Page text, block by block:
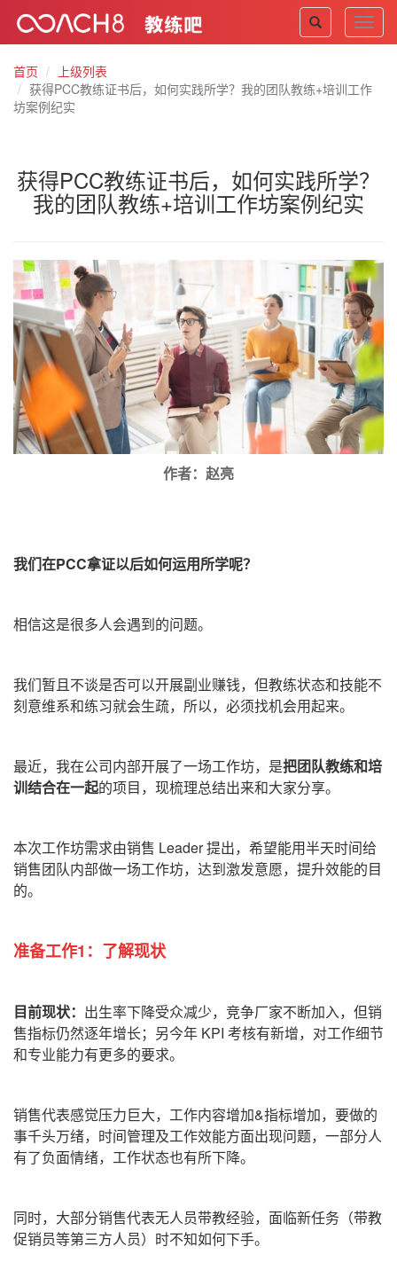
首页
上级列表
获得PCC教练证书后，如何实践所学？我的团队教练+培训工作
坊案例纪实
获得PCC教练证书后，如何实践所学？
我的团队教练+培训工作坊案例纪实
作者：赵亮
我们在PCC拿证以后如何运用所学呢？
相信这是很多人会遇到的问题。
我们暂且不谈是否可以开展副业赚钱，但教练状态和技能不
刻意维系和练习就会生疏，所以，必须找机会用起来。
最近，我在公司内部开展了一场工作坊，是把团队教练和培
训结合在一起的项目，现梳理总结出来和大家分享。
本次工作坊需求由销售 Leader提出，希望能用半天时间给
销售团队内部做一场工作坊，达到激发意愿，提升效能的目
的。
准备工作1：了解现状
目前现状： 出生率下降受众减少，竞争厂家不断加入，但销
售指标仍然逐年增长；另今年 KPI 考核有新增，对工作细节
和专业能力有更多的要求。
销售代表感觉压力巨大，工作内容增加&指标增加，要做的
事千头万绪，时间管理及工作效能方面出现问题，一部分人
有了负面情绪，工作状态也有所下降。
同时，大部分销售代表无人员带教经验，面临新任务（带教
促销员等第三方人员）时不知如何下手。